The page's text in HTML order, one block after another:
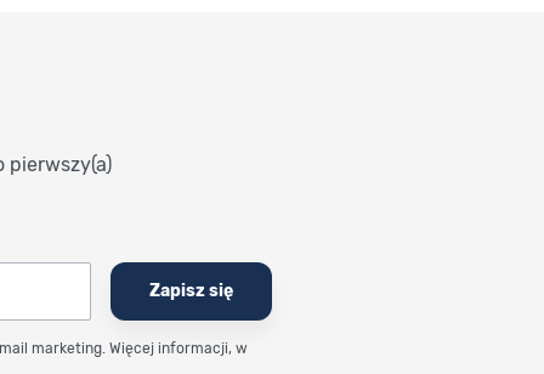
pierwszy(a)
marketing. Więcej informacji, w
Zapisz się